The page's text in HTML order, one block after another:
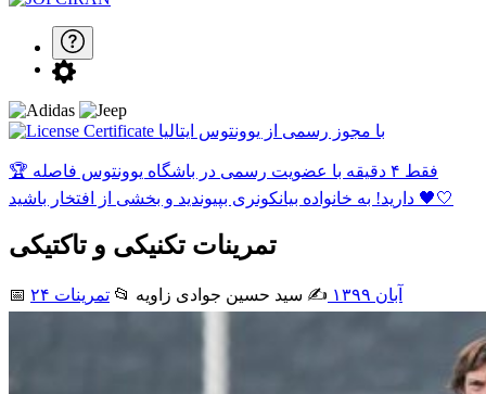
با مجوز رسمی از یوونتوس ایتالیا
🏆 فقط ۴ دقیقه با عضویت رسمی در باشگاه یوونتوس فاصله
دارید! به خانواده بیانکونری بپیوندید و بخشی از افتخار باشید 🖤🤍
تمرینات تکنیکی و تاکتیکی
📅 ۲۴ آبان ۱۳۹۹ ✍️ سید حسین جوادی زاويه 📂 تمرینات